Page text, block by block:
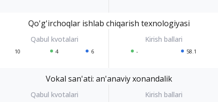
Qo'g'irchoqlar ishlab chiqarish texnologiyasi
10 4 6 - 58.1
Vokal san'ati: an'anaviy xonandalik